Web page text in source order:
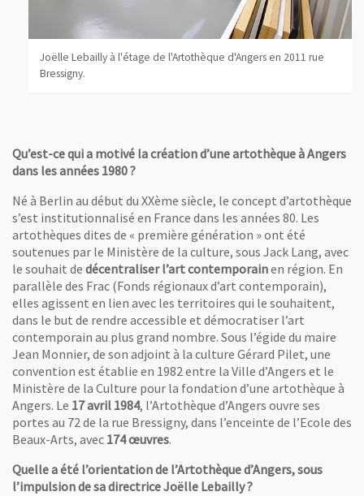
Joëlle Lebailly à l'étage de l'Artothèque d'Angers en 2011 rue
Bressigny.
Elodie Derval, responsable de l'Artothèque d'Angers, présentant
Qu’est-ce qui a motivé la création d’une artothèque à Angers
dans les années 1980 ?
Né à Berlin au début du XXème siècle, le concept d’artothèque
s’est institutionnalisé en France dans les années 80. Les
artothèques dites de « première génération » ont été
soutenues par le Ministère de la culture, sous Jack Lang, avec
le souhait de décentraliser l’art contemporainen région. En
parallèle des Frac (Fonds régionaux d’art contemporain),
elles agissent en lien avec les territoires qui le souhaitent,
dans le but de rendre accessible et démocratiser l’art
contemporain au plus grand nombre. Sous l’égide du maire
Jean Monnier, de son adjoint à la culture Gérard Pilet, une
convention est établie en 1982 entre la Ville d’Angers et le
Ministère de la Culture pour la fondation d’une artothèque à
Angers. Le 17 avril 1984, l’Artothèque d’Angers ouvre ses
portes au 72 de la rue Bressigny, dans l’enceinte de l’Ecole des
Beaux-Arts, avec 174 œuvres.
Quelle a été l’orientation de l’Artothèque d’Angers, sous
l’impulsion de sa directrice Joëlle Lebailly ?